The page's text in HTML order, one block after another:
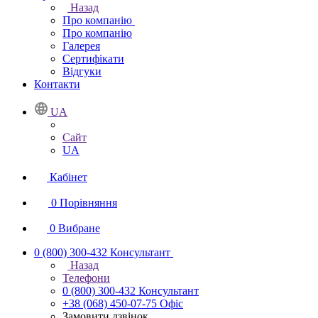
Назад
Про компанію
Про компанію
Галерея
Сертифікати
Відгуки
Контакти
UA
Сайт
UA
Кабінет
0 Порівняння
0 Вибране
0 (800) 300-432 Консультант
Назад
Телефони
0 (800) 300-432 Консультант
+38 (068) 450-07-75 Офіс